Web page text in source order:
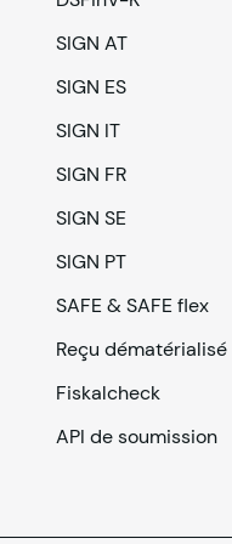
SIGN AT
SIGN ES
SIGN IT
SIGN FR
SIGN SE
SIGN PT
SAFE & SAFE flex
Reçu dématérialisé
Fiskalcheck
API de soumission